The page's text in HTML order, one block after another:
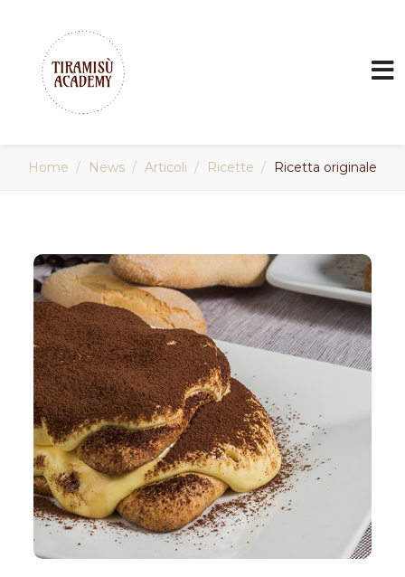
Home News Articoli Ricette Ricetta originale